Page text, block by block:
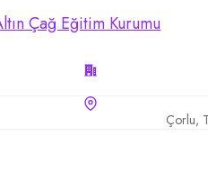
Çağ Eğitim Kurumu
Çorlu,